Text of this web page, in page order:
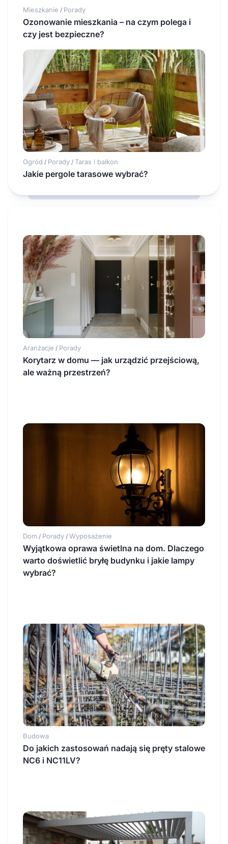
Mieszkanie / Porady
Ozonowanie mieszkania – na czym polega i
czy jest bezpieczne?
Ogród / Porady / Taras i balkon
Jakie pergole tarasowe wybrać?
Aranżacje / Porady
Korytarz w domu — jak urządzić przejściową,
ale ważną przestrzeń?
Dom / Porady / Wyposażenie
Wyjątkowa oprawa świetlna na dom. Dlaczego
warto doświetlić bryłę budynku i jakie lampy
wybrać?
Budowa
Do jakich zastosowań nadają się pręty stalowe
NC6 i NC11LV?